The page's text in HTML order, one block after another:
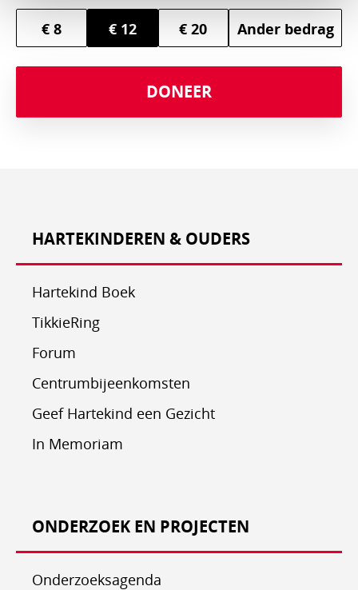
€ 8 € 12 € 20 Ander bedrag
DONEER
HARTEKINDEREN & OUDERS
Hartekind Boek
TikkieRing
Forum
Centrumbijeenkomsten
Geef Hartekind een Gezicht
In Memoriam
ONDERZOEK EN PROJECTEN
Onderzoeksagenda